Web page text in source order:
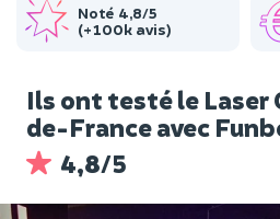
Noté 4,8/5
(+100k avis)
Ils ont testé le Laser
de-France avec
4,8/5